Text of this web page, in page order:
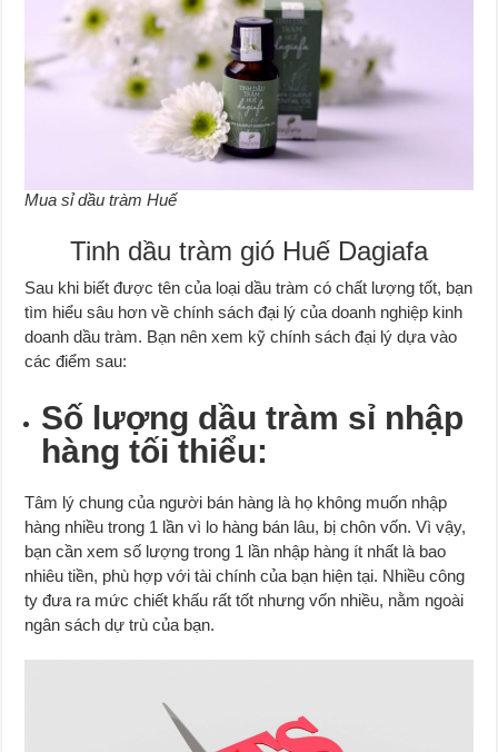
Mua sỉ dầu tràm Huế
Tinh dầu tràm gió Huế Dagiafa
Sau khi biết được tên của loại dầu tràm có chất lượng tốt, bạn
tìm hiểu sâu hơn về chính sách đại lý của doanh nghiệp kinh
doanh dầu tràm. Bạn nên xem kỹ chính sách đại lý dựa vào
các điểm sau:
Số lượng dầu tràm sỉ nhập
hàng tối thiểu:
Tâm lý chung của người bán hàng là họ không muốn nhập
hàng nhiều trong 1 lần vì lo hàng bán lâu, bị chôn vốn. Vì vậy,
bạn cần xem số lượng trong 1 lần nhập hàng ít nhất là bao
nhiêu tiền, phù hợp với tài chính của bạn hiện tại. Nhiều công
ty đưa ra mức chiết khấu rất tốt nhưng vốn nhiều, nằm ngoài
ngân sách dự trù của bạn.